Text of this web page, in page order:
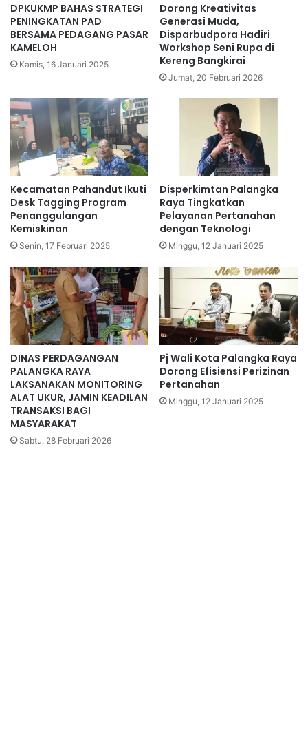
DPKUKMP BAHAS STRATEGI
PENINGKATAN PAD
BERSAMA PEDAGANG PASAR
KAMELOH
Kamis, 16 Januari 2025
Dorong Kreativitas
Generasi Muda,
Disparbudpora Hadiri
Workshop Seni Rupa di
Kereng Bangkirai
Jumat, 20 Februari 2026
Kecamatan Pahandut Ikuti
Desk Tagging Program
Penanggulangan
Kemiskinan
Senin, 17 Februari 2025
Disperkimtan Palangka
Raya Tingkatkan
Pelayanan Pertanahan
dengan Teknologi
Minggu, 12 Januari 2025
DINAS PERDAGANGAN
PALANGKA RAYA
LAKSANAKAN MONITORING
ALAT UKUR, JAMIN KEADILAN
TRANSAKSI BAGI
MASYARAKAT
Sabtu, 28 Februari 2026
Pj Wali Kota Palangka Raya
Dorong Efisiensi Perizinan
Pertanahan
Minggu, 12 Januari 2025